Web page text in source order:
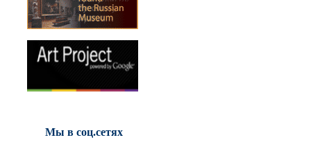
Мы в соц.сетях